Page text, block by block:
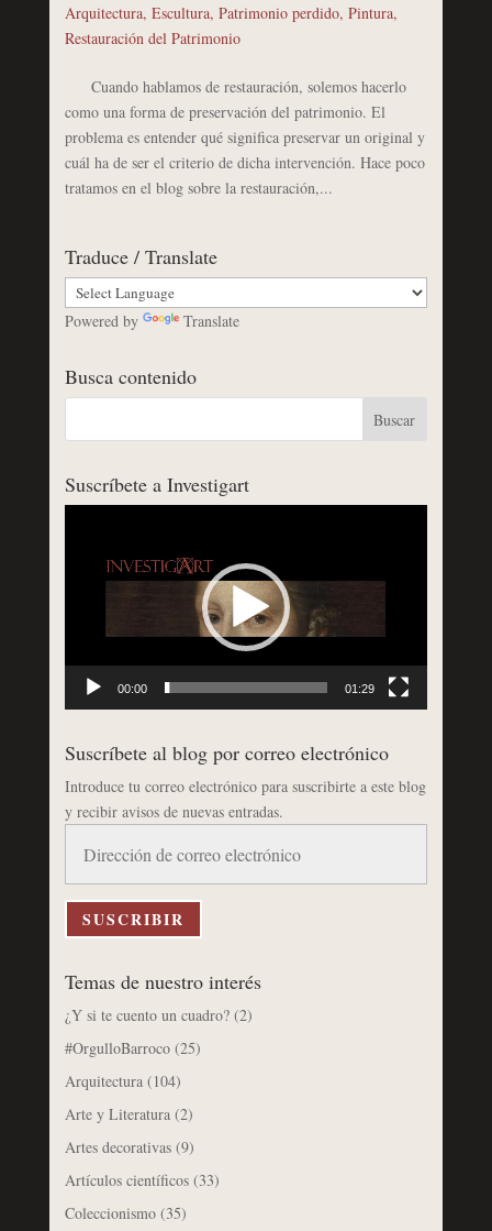
Arquitectura, Escultura, Patrimonio perdido, Pintura,
Restauración del Patrimonio
Cuando hablamos de restauración, solemos hacerlo
como una forma de preservación del patrimonio. El
problema es entender qué significa preservar un original y
cuál ha de ser el criterio de dicha intervención. Hace poco
tratamos en el blog sobre la restauración,...
Traduce / Translate
Powered by Translate
Busca contenido
Suscríbete a Investigart
00:00 01:29
Suscríbete al blog por correo electrónico
Introduce tu correo electrónico para suscribirte a este blog
y recibir avisos de nuevas entradas.
correo
electrónico
SUSCRIBIR
Temas de nuestro interés
¿Y si te cuento un cuadro?(2)
#OrgulloBarroco(25)
Arquitectura(104)
Arte y Literatura(2)
Artes decorativas(9)
Artículos científicos(33)
Coleccionismo(35)